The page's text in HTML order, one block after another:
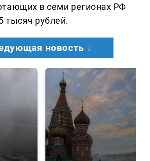
в семи регионах РФ
тысяч рублей.
новость ↓